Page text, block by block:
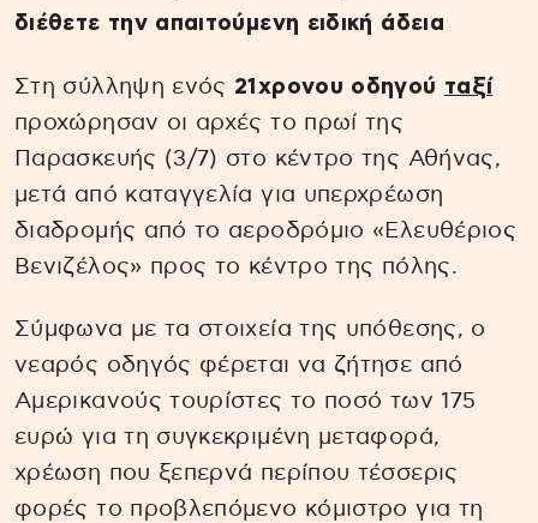
διέθετε την απαιτούμενη ειδική άδεια
Στη σύλληψη ενός 21χρονου οδηγού ταξί
προχώρησαν οι αρχές το πρωί της
Παρασκευής (3/7) στο κέντρο της Αθήνας,
μετά από καταγγελία για υπερχρέωση
διαδρομής από το αεροδρόμιο «Ελευθέριος
Βενιζέλος» προς το κέντρο της πόλης.
Σύμφωνα με τα στοιχεία της υπόθεσης, ο
νεαρός οδηγός φέρεται να ζήτησε από
Αμερικανούς τουρίστες το ποσό των 175
ευρώ για τη συγκεκριμένη μεταφορά,
χρέωση που ξεπερνά περίπου τέσσερις
φορές το προβλεπόμενο κόμιστρο για τη